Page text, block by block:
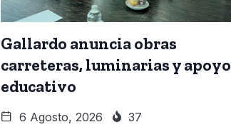
Gallardo anuncia obras
carreteras, luminarias y apoyo
educativo
6 Agosto, 2026 37